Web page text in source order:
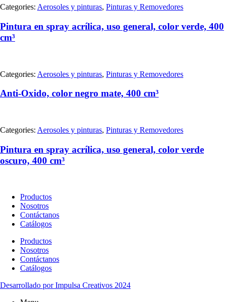
Categories: Aerosoles y pinturas, Pinturas y Removedores
Pintura en spray acrílica, uso general, color verde, 400
cm³
Categories: Aerosoles y pinturas, Pinturas y Removedores
Anti-Oxido, color negro mate, 400 cm³
Categories: Aerosoles y pinturas, Pinturas y Removedores
Pintura en spray acrílica, uso general, color verde
oscuro, 400 cm³
Productos
Nosotros
Contáctanos
Catálogos
Productos
Nosotros
Contáctanos
Catálogos
Desarrollado por Impulsa Creativos 2024